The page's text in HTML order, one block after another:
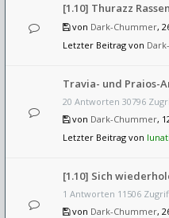
[1.10] Thurazz
von Dark-Chummer,
Letzter Beitrag von
Travia- und Praios-
20 Antworten 30796
von Dark-Chummer,
Letzter Beitrag von
[1.10] Sich
1 Antworten 11506
von Dark-Chummer,